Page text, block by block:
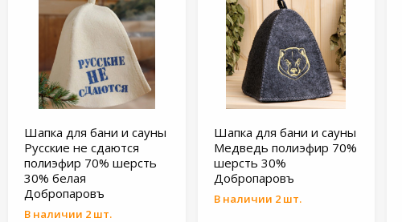
Шапка для бани и сауны
Русские не сдаются
полиэфир 70% шерсть
30% белая
Добропаровъ
В наличии 2 шт.
Шапка для бани и сауны
Медведь полиэфир 70%
шерсть 30%
Добропаровъ
В наличии 2 шт.